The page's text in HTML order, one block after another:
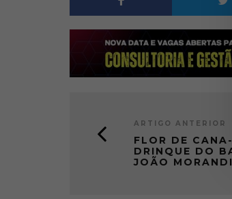
ARTIGO ANTERIOR
FLOR DE
DRINQUE DO
JOÃO MORANDI
RAND BARTENDER:
VISTA PARA O